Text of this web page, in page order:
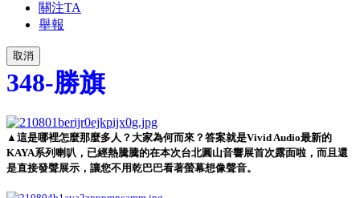
關注TA
舉報
取消
348-勝旗
▲這是哪裡怎麼那麼多人？大家為何而來？答案就是Vivid Audio最新的
KAYA系列喇叭，已經熱騰騰的在本次台北圓山音響展首次露面啦，而且還
是直接發聲展示，讓您不用乾巴巴看著螢幕想像聲音。